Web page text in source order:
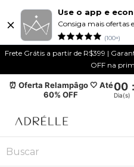
Use o app e
Consiga mais ofertas
(100+)
Frete Grátis a partir de R$399 |
OFF na
⏰ Oferta Relampâgo 🤍 Até
60% OFF
00 :
Dia(s)